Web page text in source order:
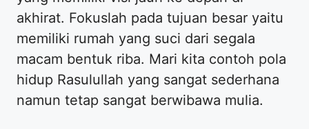
akhirat. Fokuslah pada tujuan besar yaitu
memiliki rumah yang suci dari segala
macam bentuk riba. Mari kita contoh pola
hidup Rasulullah yang sangat sederhana
namun tetap sangat berwibawa mulia.